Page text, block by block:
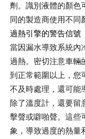
劑。識別液體的顏色
同的製造商使用不同
過熱引擎的警告信號
當因漏水導致系統內
過熱。密切注意車輛
到正常範圍以上，您
不及時處理，還可能
除了溫度計，還要留
擊聲或噼啪聲。這些
象，導致過度的熱量